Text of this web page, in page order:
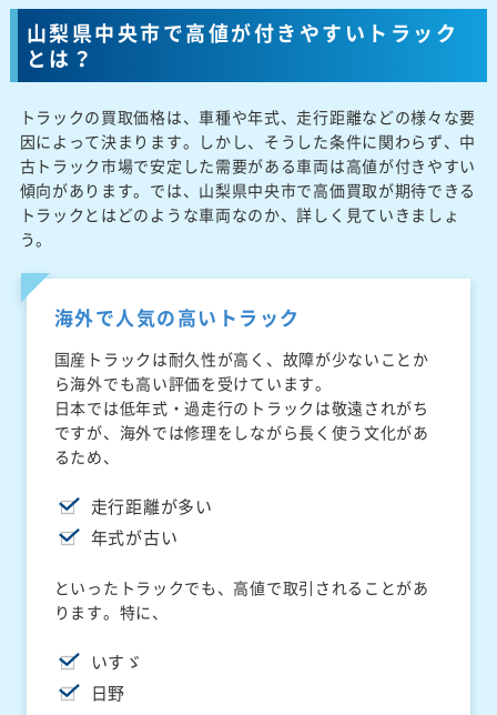
山梨県中央市で高値が付きやすいトラック
とは？
トラックの買取価格は、車種や年式、走行距離などの様々な要
因によって決まります。しかし、そうした条件に関わらず、中
古トラック市場で安定した需要がある車両は高値が付きやすい
傾向があります。では、山梨県中央市で高価買取が期待できる
トラックとはどのような車両なのか、詳しく見ていきましょ
う。
海外で人気の高いトラック
国産トラックは耐久性が高く、故障が少ないことか
ら海外でも高い評価を受けています。
日本では低年式・過走行のトラックは敬遠されがち
ですが、海外では修理をしながら長く使う文化があ
るため、
走行距離が多い
年式が古い
といったトラックでも、高値で取引されることがあ
ります。特に、
いすゞ
日野